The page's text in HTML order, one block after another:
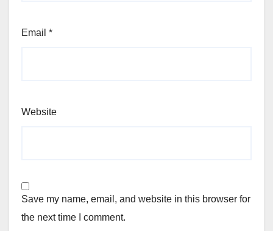
Email *
Website
Save my name, email, and website in this browser for
the next time I comment.